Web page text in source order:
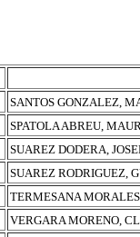
SANTOS GONZALEZ,
SPATOLA ABREU,
SUAREZ DODERA,
SUAREZ RODRIGUEZ,
TERMESANA
VERGARA MORENO,